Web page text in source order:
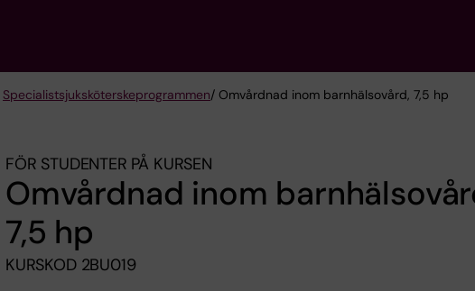
Specialist­sjuksköterske­programmen/ Omvårdnad inom barnhälsovård, 7,5 hp
FÖR STUDENTER PÅ KURSEN
Omvårdnad inom
7,5 hp
KURSKOD 2BU019